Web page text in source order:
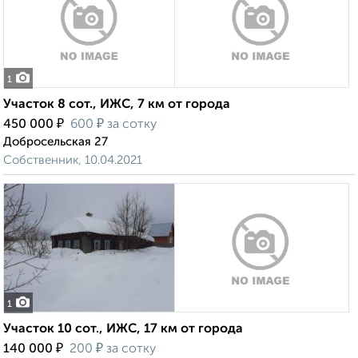
1
Участок 8 сот., ИЖС, 7 км от города
450 000 ₽ 600 ₽ за сотку
Добросельская 27
Собственник, 10.04.2021
1
Участок 10 сот., ИЖС, 17 км от города
140 000 ₽ 200 ₽ за сотку